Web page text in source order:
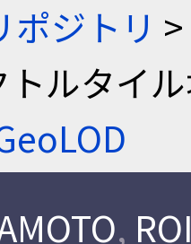
ジトリ >
トルタイ
,